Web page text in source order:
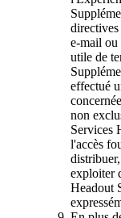
directives
e-mail ou
utile de
effectué
non
Services
l'accès
exploiter
Headout